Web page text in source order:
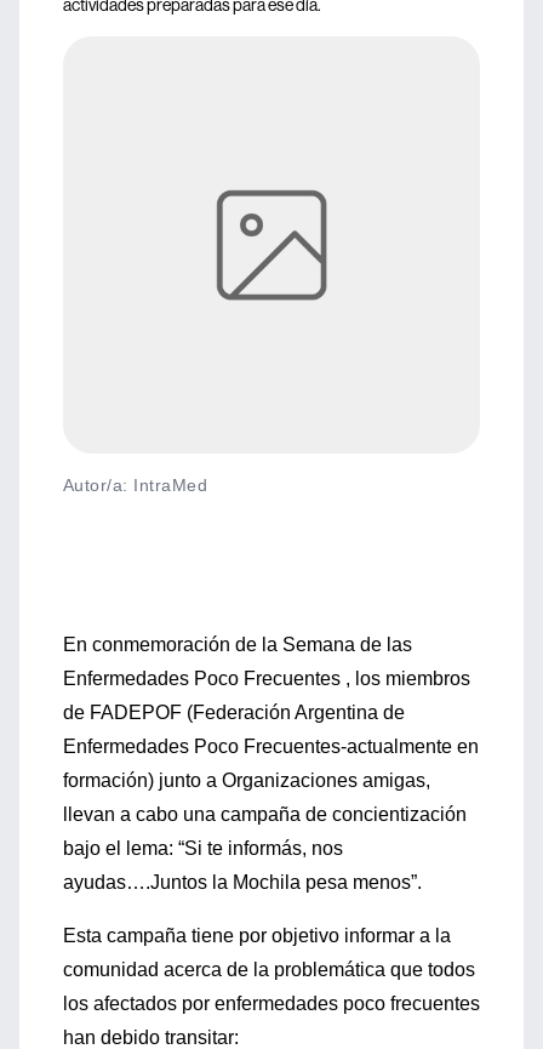
actividades preparadas para ese día.
Autor/a: IntraMed
En conmemoración de la Semana de las
Enfermedades Poco Frecuentes , los miembros
de FADEPOF (Federación Argentina de
Enfermedades Poco Frecuentes-actualmente en
formación) junto a Organizaciones amigas,
llevan a cabo una campaña de concientización
bajo el lema: “Si te informás, nos
ayudas….Juntos la Mochila pesa menos”.
Esta campaña tiene por objetivo informar a la
comunidad acerca de la problemática que todos
los afectados por enfermedades poco frecuentes
han debido transitar: